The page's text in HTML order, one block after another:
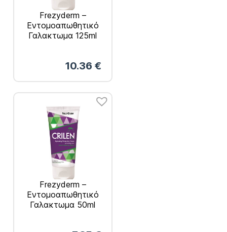
Frezyderm –
Εντομοαπωθητικό
Γαλακτωμα 125ml
10.36 €
Frezyderm –
Εντομοαπωθητικό
Γαλακτωμα 50ml